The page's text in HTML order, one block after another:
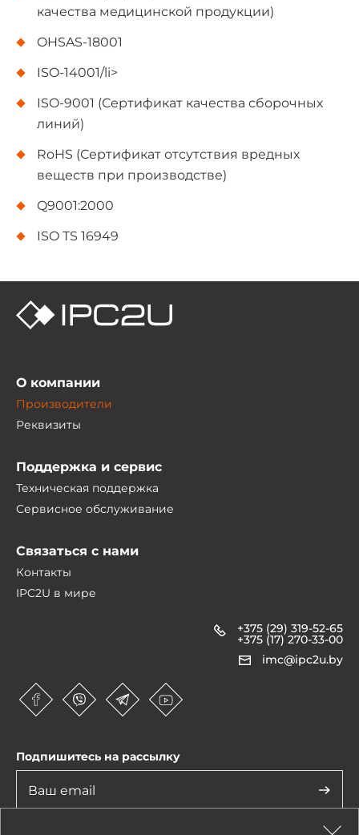
качества медицинской продукции)
OHSAS-18001
ISO-14001/li>
ISO-9001 (Сертификат качества сборочных
линий)
RoHS (Сертификат отсутствия вредных
веществ при производстве)
Q9001:2000
ISO TS 16949
+375 (29) 319-52-65
+375 (17) 270-33-00
imc@ipc2u.by
О компании
Производители
Реквизиты
Поддержка и сервис
Техническая поддержка
Сервисное обслуживание
Связаться с нами
Контакты
IPC2U в мире
Подпишитесь на рассылку
Нажимая на кнопку «Отправить», я даю согласие на обработку